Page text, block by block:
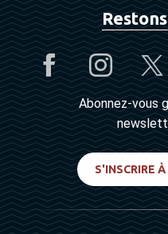
Abonnez-vous
S'INSCRIRE